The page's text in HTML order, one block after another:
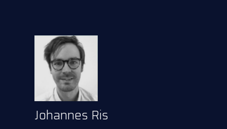
Johannes Ris